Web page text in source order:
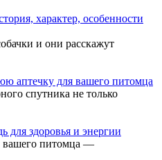
характер, особенности
и они расскажут
аптечку для вашего питомца
спутника не только
для здоровья и энергии
вашего питомца —